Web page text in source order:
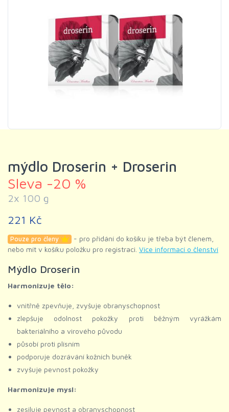
mýdlo Droserin + Droserin
Sleva -20 %
2x 100 g
221 Kč
Pouze pro členy
- pro přidání do košíku je třeba být členem,
nebo mít v košíku položku pro registraci. Více informací o členství
Mýdlo Droserin
Harmonizuje tělo:
vnitřně zpevňuje, zvyšuje obranyschopnost
zlepšuje odolnost pokožky proti běžným vyrážkám
bakteriálního a virového původu
působí proti plísním
podporuje dozrávání kožních buněk
zvyšuje pevnost pokožky
Harmonizuje mysl:
zesiluje pevnost a obranyschopnost